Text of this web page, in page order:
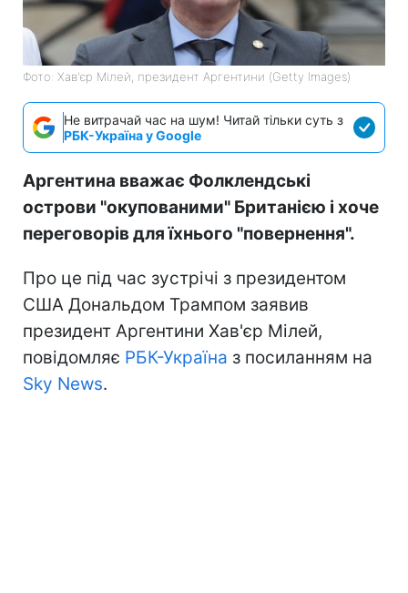
Фото: Хав'єр Мілей, президент Аргентини (Getty Images)
Не витрачай час на шум! Читай тільки суть з
РБК-Україна у Google
Аргентина вважає Фолклендські
острови "окупованими" Британією і хоче
переговорів для їхнього "повернення".
Про це під час зустрічі з президентом
США Дональдом Трампом заявив
президент Аргентини Хав'єр Мілей,
повідомляє РБК-Україна з посиланням на
Sky News.